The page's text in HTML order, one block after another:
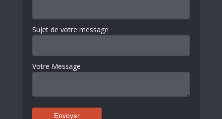
Sujet de votre message
Votre Message